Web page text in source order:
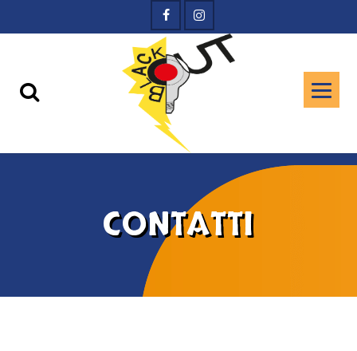
CONTATTI